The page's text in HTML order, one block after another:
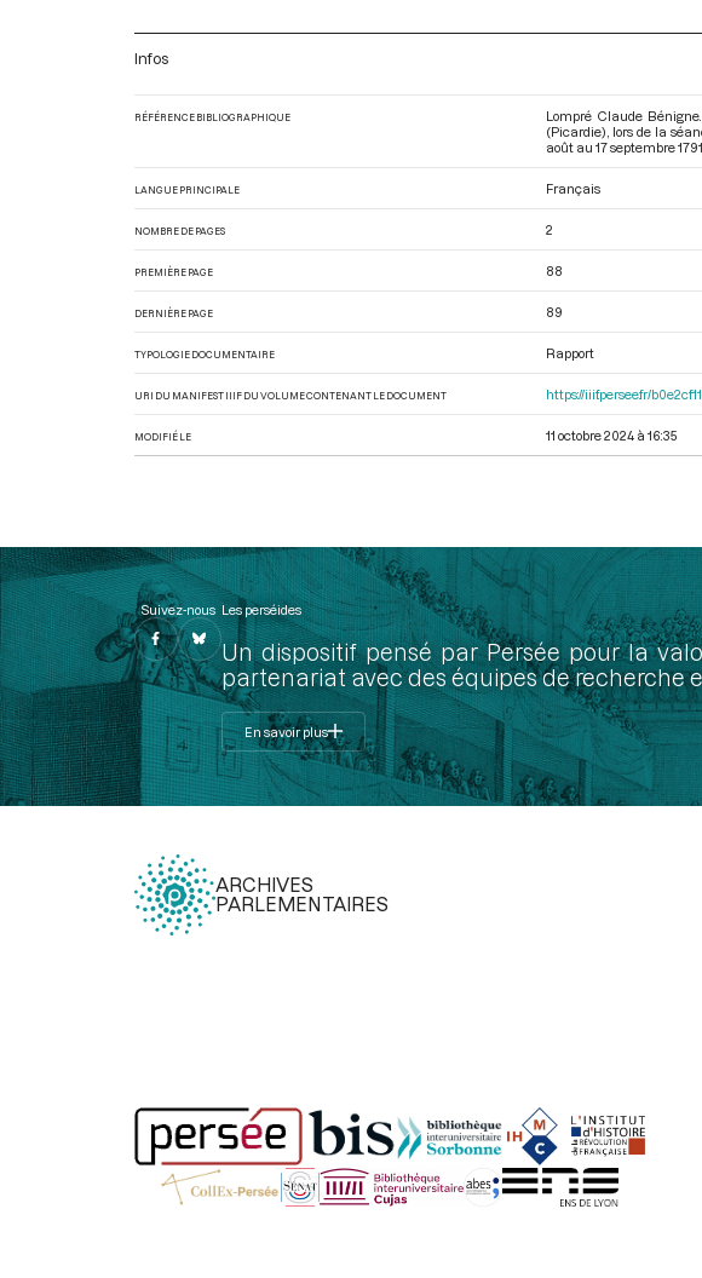
Infos
RÉFÉRENCE BIBLIOGRAPHIQUE
Lompré Claude
(Picardie), lors de la
août au 17 septembre 1791
LANGUE PRINCIPALE Français
NOMBRE DE PAGES 2
PREMIÈRE PAGE 88
DERNIÈRE PAGE 89
TYPOLOGIE DOCUMENTAIRE Rapport
URI DU MANIFEST IIIF DU VOLUME CONTENANT LE DOCUMENT https://iiif.persee.fr/
MODIFIÉ LE 11 octobre 2024 à 16:35
Suivez-nous Les perséides
Un dispositif pensé par Persée pour la
partenariat avec des équipes de recherche
En savoir plus
ARCHIVES
PARLEMENTAIRES